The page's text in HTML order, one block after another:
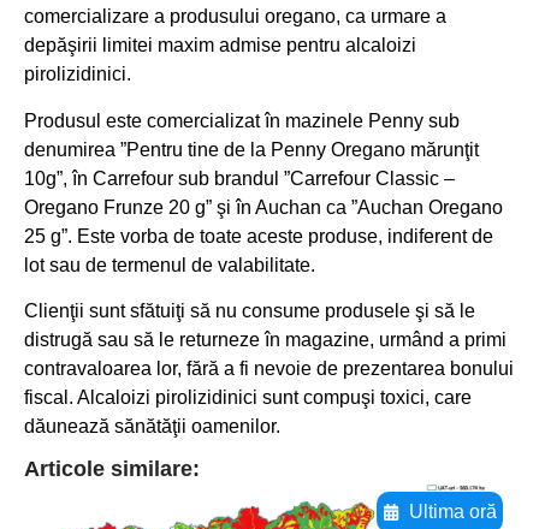
comercializare a produsului oregano, ca urmare a
depăşirii limitei maxim admise pentru alcaloizi
pirolizidinici.
Produsul este comercializat în mazinele Penny sub
denumirea ”Pentru tine de la Penny Oregano mărunţit
10g”, în Carrefour sub brandul ”Carrefour Classic –
Oregano Frunze 20 g” şi în Auchan ca ”Auchan Oregano
25 g”. Este vorba de toate aceste produse, indiferent de
lot sau de termenul de valabilitate.
Clienţii sunt sfătuiţi să nu consume produsele şi să le
distrugă sau să le returneze în magazine, urmând a primi
contravaloarea lor, fără a fi nevoie de prezentarea bonului
fiscal. Alcaloizi pirolizidinici sunt compuşi toxici, care
dăunează sănătăţii oamenilor.
Articole similare:
Ultima oră